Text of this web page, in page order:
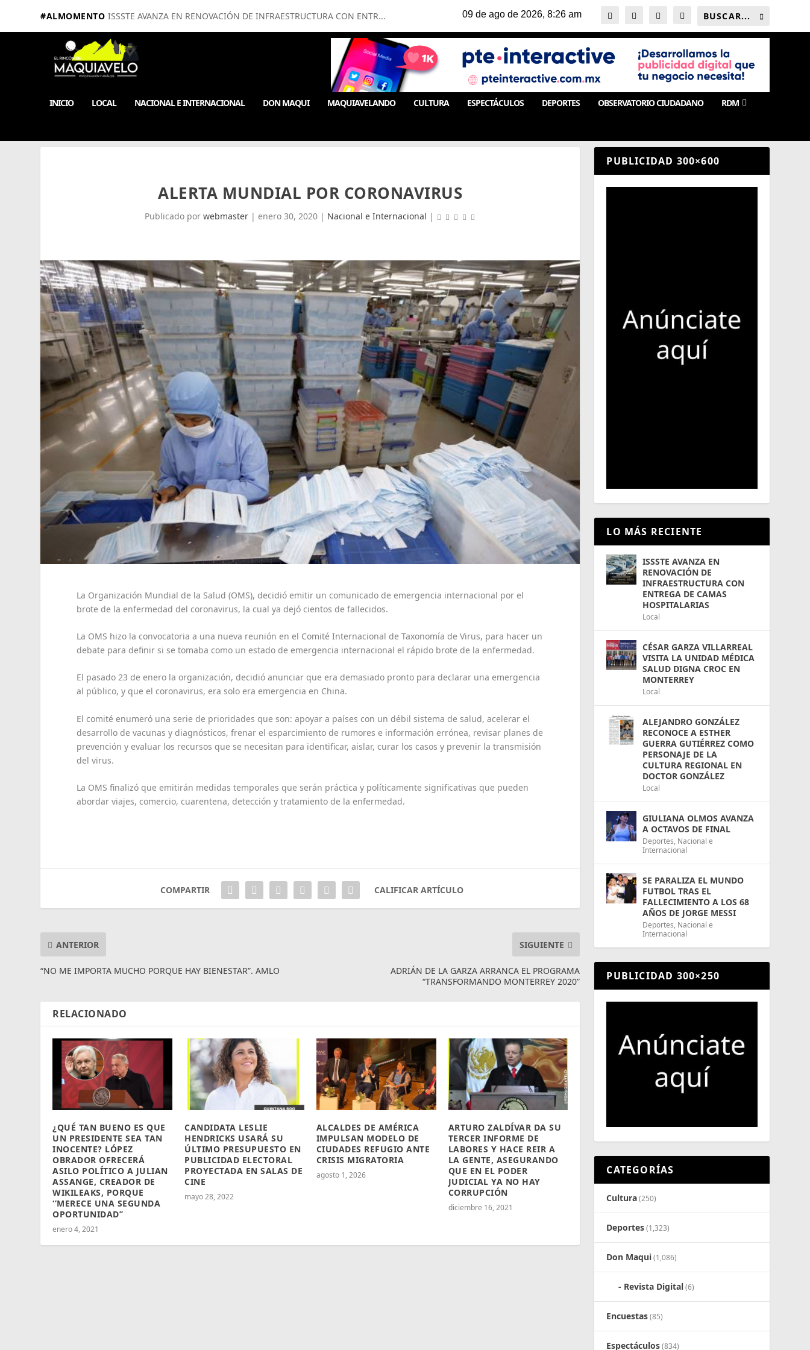
#ALMOMENTO ISSSTE AVANZA EN RENOVACIÓN DE INFRAESTRUCTURA CON ENTR...
INICIO LOCAL NACIONAL E INTERNACIONAL DON MAQUI MAQUIAVELANDO CULTURA ESPECTÁCULOS DEPORTES OBSERVATORIO CIUDADANO RDM
ALERTA MUNDIAL POR CORONAVIRUS
Publicado por webmaster| enero 30, 2020| Nacional e Internacional |
La Organización Mundial de la Salud (OMS), decidió emitir un comunicado de emergencia internacional por el
brote de la enfermedad del coronavirus, la cual ya dejó cientos de fallecidos.
La OMS hizo la convocatoria a una nueva reunión en el Comité Internacional de Taxonomía de Virus, para hacer un
debate para definir si se tomaba como un estado de emergencia internacional el rápido brote de la enfermedad.
El pasado 23 de enero la organización, decidió anunciar que era demasiado pronto para declarar una emergencia
al público, y que el coronavirus, era solo era emergencia en China.
El comité enumeró una serie de prioridades que son: apoyar a países con un débil sistema de salud, acelerar el
desarrollo de vacunas y diagnósticos, frenar el esparcimiento de rumores e información errónea, revisar planes de
prevención y evaluar los recursos que se necesitan para identificar, aislar, curar los casos y prevenir la transmisión
del virus.
La OMS finalizó que emitirán medidas temporales que serán práctica y políticamente significativas que pueden
abordar viajes, comercio, cuarentena, detección y tratamiento de la enfermedad.
COMPARTIR CALIFICAR ARTÍCULO
ANTERIOR
“NO ME IMPORTA MUCHO PORQUE HAY BIENESTAR”. AMLO
SIGUIENTE
ADRIÁN DE LA GARZA ARRANCA EL PROGRAMA
“TRANSFORMANDO MONTERREY 2020”
RELACIONADO
¿QUÉ TAN BUENO ES QUE
UN PRESIDENTE SEA TAN
INOCENTE? LÓPEZ
OBRADOR OFRECERÁ
ASILO POLÍTICO A JULIAN
ASSANGE, CREADOR DE
WIKILEAKS, PORQUE
‘’MERECE UNA SEGUNDA
OPORTUNIDAD’’
enero 4, 2021
CANDIDATA LESLIE
HENDRICKS USARÁ SU
ÚLTIMO PRESUPUESTO EN
PUBLICIDAD ELECTORAL
PROYECTADA EN SALAS DE
CINE
mayo 28, 2022
ALCALDES DE AMÉRICA
IMPULSAN MODELO DE
CIUDADES REFUGIO ANTE
CRISIS MIGRATORIA
agosto 1, 2026
ARTURO ZALDÍVAR DA SU
TERCER INFORME DE
LABORES Y HACE REIR A
LA GENTE, ASEGURANDO
QUE EN EL PODER
JUDICIAL YA NO HAY
CORRUPCIÓN
diciembre 16, 2021
PUBLICIDAD 300×600
LO MÁS RECIENTE
ISSSTE AVANZA EN
RENOVACIÓN DE
INFRAESTRUCTURA CON
ENTREGA DE CAMAS
HOSPITALARIAS
Local
CÉSAR GARZA VILLARREAL
VISITA LA UNIDAD MÉDICA
SALUD DIGNA CROC EN
MONTERREY
Local
ALEJANDRO GONZÁLEZ
RECONOCE A ESTHER
GUERRA GUTIÉRREZ COMO
PERSONAJE DE LA
CULTURA REGIONAL EN
DOCTOR GONZÁLEZ
Local
GIULIANA OLMOS AVANZA
A OCTAVOS DE FINAL
Deportes, Nacional e
Internacional
SE PARALIZA EL MUNDO
FUTBOL TRAS EL
FALLECIMIENTO A LOS 68
AÑOS DE JORGE MESSI
Deportes, Nacional e
Internacional
PUBLICIDAD 300×250
CATEGORÍAS
Cultura(250)
Deportes(1,323)
Don Maqui(1,086)
Revista Digital(6)
Encuestas(85)
Espectáculos(834)